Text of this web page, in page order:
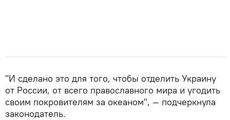
"И сделано это для того, чтобы отделить Украину
от России, от всего православного мира и угодить
своим покровителям за океаном", — подчеркнула
законодатель.